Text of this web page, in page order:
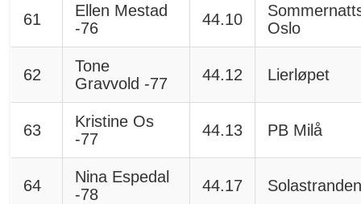
61
Ellen Mestad
-76
44.10
Oslo
62
Tone
Gravvold -77
44.12 Lierløpet
63
Kristine Os
-77
44.13 PB Milå
64
Nina Espedal
-78
44.17